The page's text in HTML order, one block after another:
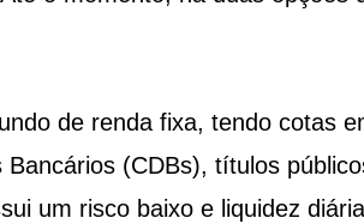
de renda fixa, tendo cotas
(CDBs), títulos
um risco baixo e liquidez